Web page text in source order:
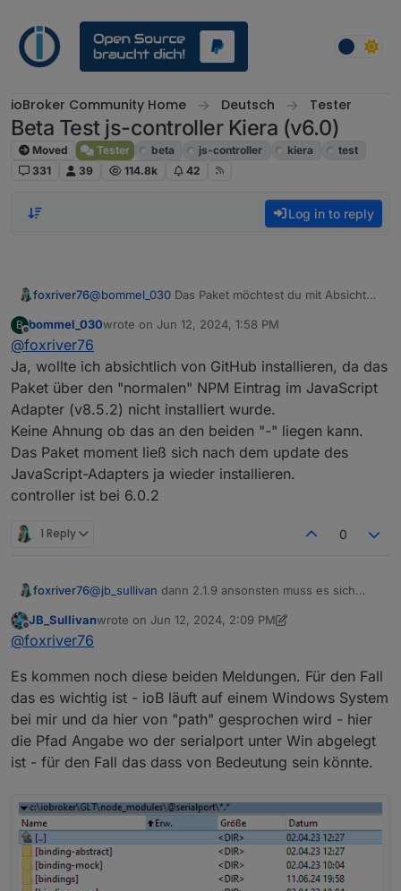
ioBroker Community Home Deutsch Tester
Beta Test js-controller Kiera (v6.0)
Moved Tester beta js-controller kiera
test
331
39 114.8k 42
Log in to reply
foxriver76@bommel_030 Das Paket möchtest du mit Absicht
B
Offline
bommel_030wrote on Jun 12, 2024, 1:58 PM
last edited by
@foxriver76
Ja, wollte ich absichtlich von GitHub installieren, da das
Paket über den "normalen" NPM Eintrag im JavaScript
Adapter (v8.5.2) nicht installiert wurde.
Keine Ahnung ob das an den beiden "-" liegen kann.
Das Paket moment ließ sich nach dem update des
JavaScript-Adapters ja wieder installieren.
controller ist bei 6.0.2
1 Reply 0
foxriver76@jb_sullivan dann 2.1.9 ansonsten muss es sich
Offline
JB_Sullivanwrote on Jun 12, 2024, 2:09 PM
last edited by JB_SullivanJun 12, 2024, 4:11 PM
@foxriver76
Es kommen noch diese beiden Meldungen. Für den Fall
das es wichtig ist - ioB läuft auf einem Windows System
bei mir und da hier von "path" gesprochen wird - hier
die Pfad Angabe wo der serialport unter Win abgelegt
ist - für den Fall das dass von Bedeutung sein könnte.